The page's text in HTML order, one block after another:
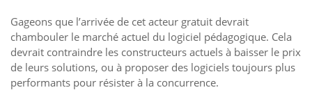
Gageons que l’arrivée de cet acteur gratuit devrait
chambouler le marché actuel du logiciel pédagogique. Cela
devrait contraindre les constructeurs actuels à baisser le prix
de leurs solutions, ou à proposer des logiciels toujours plus
performants pour résister à la concurrence.